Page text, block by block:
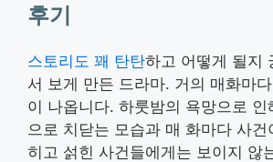
후기
스토리도 꽤 탄탄하고 어떻게 될지
서 보게 만든 드라마. 거의 매화마
이 나옵니다. 하룻밤의 욕망으로 인
으로 치닫는 모습과 매 화마다 사건
히고 섥힌 사건들에게는 보이지 않